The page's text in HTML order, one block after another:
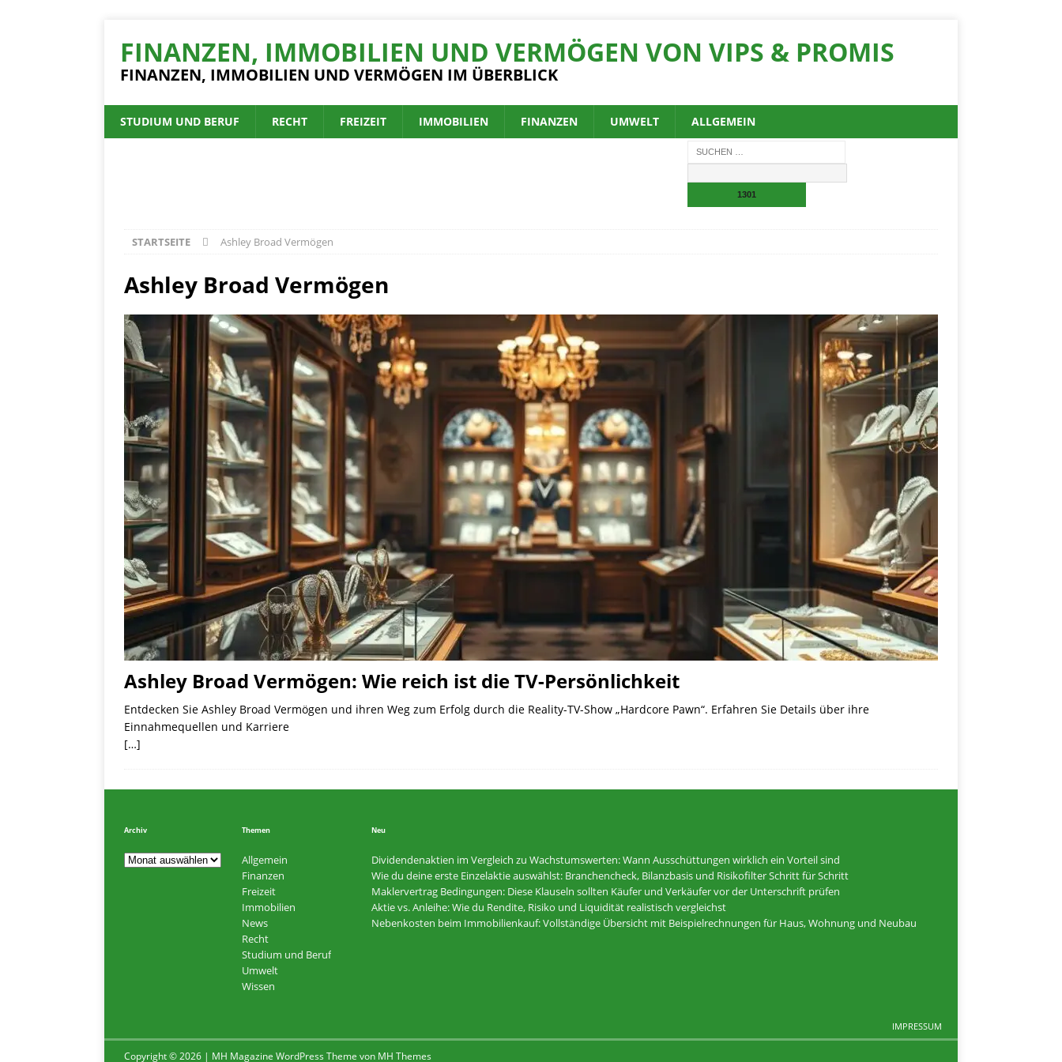
FINANZEN, IMMOBILIEN UND VERMÖGEN VON VIPS & PROMIS
FINANZEN, IMMOBILIEN UND VERMÖGEN IM ÜBERBLICK
STUDIUM UND BERUF RECHT FREIZEIT IMMOBILIEN FINANZEN UMWELT ALLGEMEIN
STARTSEITE Ashley Broad Vermögen
Ashley Broad Vermögen
Ashley Broad Vermögen: Wie reich ist die TV-Persönlichkeit
Entdecken Sie Ashley Broad Vermögen und ihren Weg zum Erfolg durch die Reality-TV-Show „Hardcore Pawn“. Erfahren Sie Details über ihre
Einnahmequellen und Karriere
[…]
Archiv Themen
Allgemein
Finanzen
Freizeit
Immobilien
News
Recht
Studium und Beruf
Umwelt
Wissen
Neu
Dividendenaktien im Vergleich zu Wachstumswerten: Wann Ausschüttungen wirklich ein Vorteil sind
Wie du deine erste Einzelaktie auswählst: Branchencheck, Bilanzbasis und Risikofilter Schritt für Schritt
Maklervertrag Bedingungen: Diese Klauseln sollten Käufer und Verkäufer vor der Unterschrift prüfen
Aktie vs. Anleihe: Wie du Rendite, Risiko und Liquidität realistisch vergleichst
Nebenkosten beim Immobilienkauf: Vollständige Übersicht mit Beispielrechnungen für Haus, Wohnung und Neubau
IMPRESSUM
Copyright © 2026 | MH Magazine WordPress Theme von MH Themes